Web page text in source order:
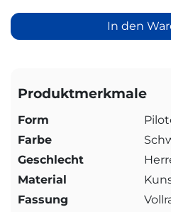
In den
Produktmerkmale
Form
Farbe
Geschlecht
Material
Fassung